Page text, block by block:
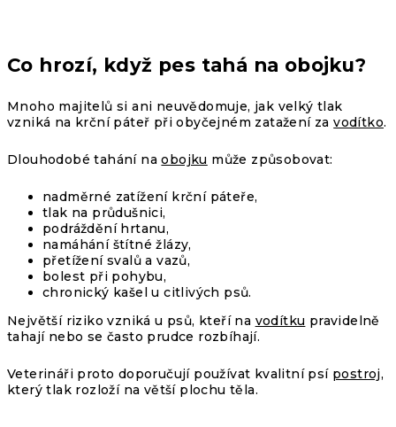
Co hrozí, když pes tahá na obojku?
Mnoho majitelů si ani neuvědomuje, jak velký tlak
vzniká na krční páteř při obyčejném zatažení zavodítko.
Dlouhodobé tahání naobojku může způsobovat:
nadměrné zatížení krční páteře,
tlak na průdušnici,
podráždění hrtanu,
namáhání štítné žlázy,
přetížení svalů a vazů,
bolest při pohybu,
chronický kašel u citlivých psů.
Největší riziko vzniká u psů, kteří na vodítku pravidelně
tahají nebo se často prudce rozbíhají.
Veterináři proto doporučují používat kvalitní psí postroj,
který tlak rozloží na větší plochu těla.